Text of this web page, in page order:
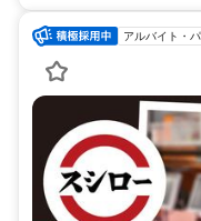
アルバイト・